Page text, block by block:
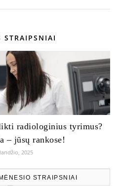
STRAIPSNIAI
radiologinius tyrimus?
– jūsų rankose!
2025
STRAIPSNIAI